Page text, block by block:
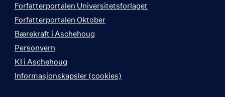
Forfatterportalen Universitetsforlaget
Forfatterportalen Oktober
Bærekraft i Aschehoug
Personvern
KI i Aschehoug
Informasjonskapsler (cookies)